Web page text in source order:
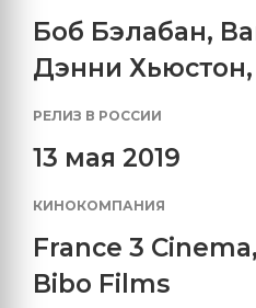
Боб Бэлабан,
Дэнни Хьюстон,
РЕЛИЗ В РОССИИ
13 мая 2019
КИНОКОМПАНИЯ
France 3 Cinema,
Bibo Films